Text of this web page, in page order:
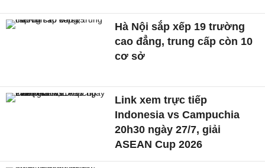
Hà Nội sắp xếp 19 trường
cao đẳng, trung cấp còn 10
cơ sở
Link xem trực tiếp
Indonesia vs Campuchia
20h30 ngày 27/7, giải
ASEAN Cup 2026